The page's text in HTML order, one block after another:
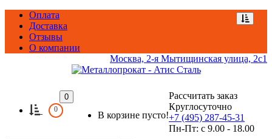
Оплата
Доставка
Отзывы
О компании
Москва, 2-я Мытищинская улица, 2с1
0
0
В корзине пусто!
Рассчитать заказ
Круглосуточно
+7 (495) 287-45-31
Пн-Пт: с 9.00 - 18.00